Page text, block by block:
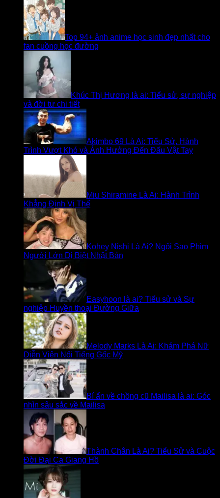
Top 94+ ảnh anime học sinh đẹp nhất cho
fan cuồng học đường
Khúc Thị Hương là ai: Tiểu sử, sự nghiệp
và đời tư chi tiết
Akimbo 69 Là Ai: Tiểu Sử, Hành
Trình Vượt Khó và Ảnh Hưởng Đến Đấu Vật Tay
Miu Shiramine Là Ai: Hành Trình
Khẳng Định Vị Thế
Kohey Nishi Là Ai? Ngôi Sao Phim
Người Lớn Dị Biệt Nhật Bản
Easyhoon là ai? Tiểu sử và Sự
nghiệp Huyền thoại Đường Giữa
Melody Marks Là Ai: Khám Phá Nữ
Diễn Viên Nổi Tiếng Gốc Mỹ
Bí ẩn về chồng cũ Mailisa là ai: Góc
nhìn sâu sắc về Mailisa
Thành Chân Là Ai? Tiểu Sử và Cuộc
Đời Đại Ca Giang Hồ